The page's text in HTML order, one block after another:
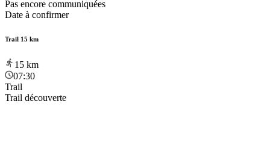
Pas encore communiquées
Date à confirmer
Trail 15 km
15 km
07:30
Trail
Trail découverte